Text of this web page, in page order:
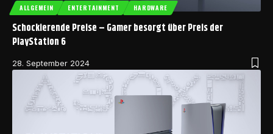
ALLGEMEIN ENTERTAINMENT HARDWARE
Schockierende Preise – Gamer besorgt über Preis der
PlayStation 6
28. September 2024